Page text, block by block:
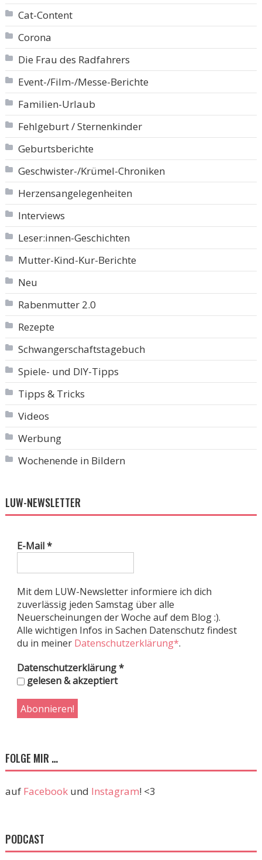
Cat-Content
Corona
Die Frau des Radfahrers
Event-/Film-/Messe-Berichte
Familien-Urlaub
Fehlgeburt / Sternenkinder
Geburtsberichte
Geschwister-/Krümel-Chroniken
Herzensangelegenheiten
Interviews
Leser:innen-Geschichten
Mutter-Kind-Kur-Berichte
Neu
Rabenmutter 2.0
Rezepte
Schwangerschaftstagebuch
Spiele- und DIY-Tipps
Tipps & Tricks
Videos
Werbung
Wochenende in Bildern
LUW-NEWSLETTER
E-Mail*
Mit dem LUW-Newsletter informiere ich dich
zuverlässig jeden Samstag über alle
Neuerscheinungen der Woche auf dem Blog :).
Alle wichtigen Infos in Sachen Datenschutz findest
du in meiner Datenschutzerklärung*.
Datenschutzerklärung*
gelesen & akzeptiert
FOLGE MIR …
auf Facebookund Instagram! <3
PODCAST